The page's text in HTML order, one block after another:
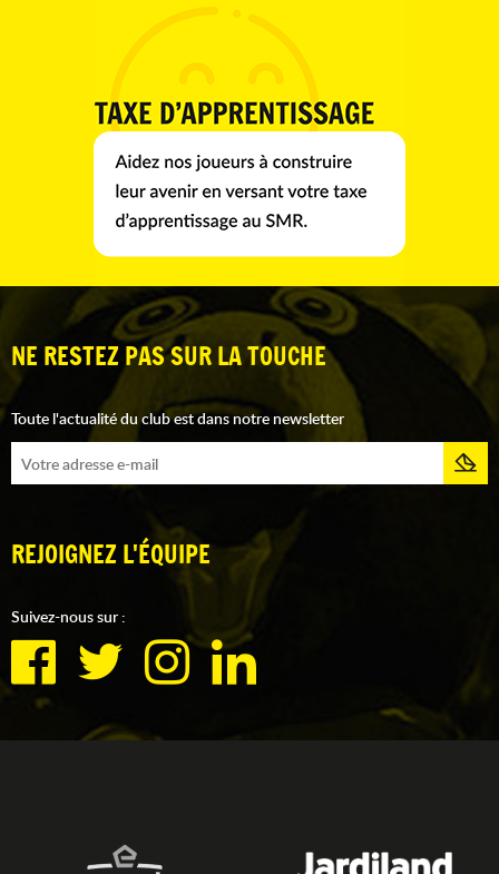
NE RESTEZ PAS SUR LA TOUCHE
Toute l'actualité du club est dans notre newsletter
REJOIGNEZ L'ÉQUIPE
Suivez-nous sur :